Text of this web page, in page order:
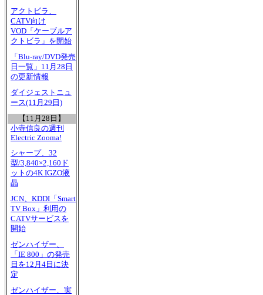
アクトビラ、
CATV向け
VOD「ケーブルア
クトビラ」を開始
「Blu-ray/DVD発売
日一覧」11月28日
の更新情報
ダイジェストニュ
ース(11月29日)
【11月28日】
小寺信良の週刊
Electric Zooma!
シャープ、32
型/3,840×2,160ド
ットの4K IGZO液
晶
JCN、KDDI「Smart
TV Box」利用の
CATVサービスを
開始
ゼンハイザー、
「IE 800」の発売
日を12月4日に決
定
ゼンハイザー、実